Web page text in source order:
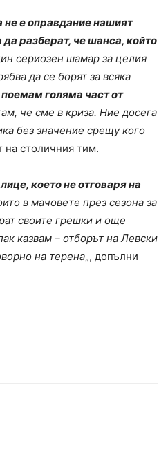
е оправдание нашият
разберат, че шанса, който
сериозен шамар за целия
да се борят за всяка
голяма част от
че сме в криза. Ние досега
без значение срещу кого
на столичния тим.
което не отговаря на
в мачовете през сезона за
своите грешки и още
казвам – отборът на Левски
на терена„, допълни